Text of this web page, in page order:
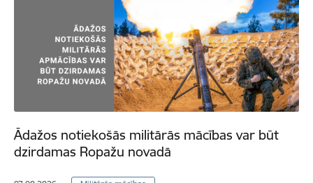
Ādažos notiekošās militārās mācības var būt
dzirdamas Ropažu novadā